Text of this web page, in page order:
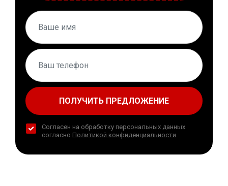
ПОЛУЧИТЬ ПРЕДЛОЖЕНИЕ
Согласен на обработку персональных данных
согласно Политикой конфиденциальности